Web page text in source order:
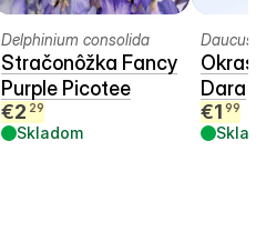
Delphinium consolida
Stračonôžka Fancy
Purple Picotee
€2 29
Skladom
Daucus
Dara
€1 99